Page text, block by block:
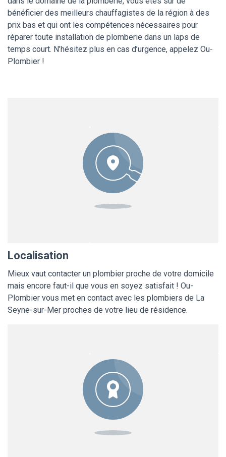
bénéficier des meilleurs chauffagistes de la région à des
prix bas et qui ont les compétences nécessaires pour
réparer toute installation de plomberie dans un laps de
temps court. N’hésitez plus en cas d’urgence, appelez Ou-
Plombier !
Localisation
Mieux vaut contacter un plombier proche de votre domicile
mais encore faut-il que vous en soyez satisfait ! Ou-
Plombier vous met en contact avec les plombiers de La
Seyne-sur-Mer proches de votre lieu de résidence.